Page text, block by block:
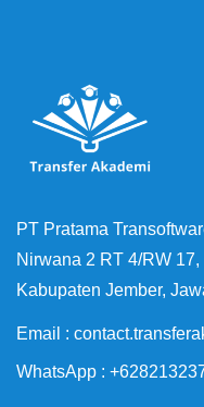
PT Pratama
Nirwana 2 RT 4/RW
Kabupaten Jember,
Email :
WhatsApp :